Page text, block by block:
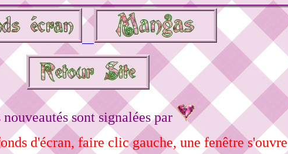
nouveautés sont signalées par
d'écran, faire clic gauche, une fenêtre s'ouvre